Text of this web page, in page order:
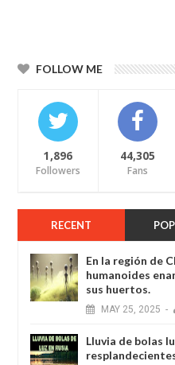
FOLLOW ME
1,896
Followers
44,305
Fans
RECENT
En la región de
humanoides
sus huertos.
MAY 25, 2025 -
Lluvia de bolas